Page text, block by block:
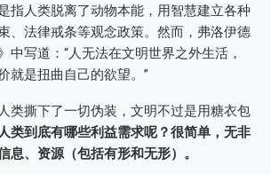
指人类脱离了动物本能，用智慧建立各种
、法律戒条等观念政策。然而，弗洛伊德
中写道：“人无法在文明世界之外生活，
就是扭曲自己的欲望。”
类撕下了一切伪装，文明不过是用糖衣包
人类到底有哪些利益需求呢？很简单，无非
息、资源（包括有形和无形）。